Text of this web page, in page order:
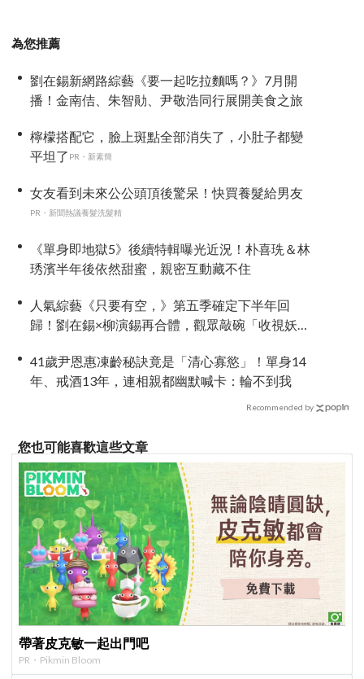
為您推薦
劉在錫新網路綜藝《要一起吃拉麵嗎？》7月開
播！金南佶、朱智勛、尹敬浩同行展開美食之旅
檸檬搭配它，臉上斑點全部消失了，小肚子都變
平坦了 PR・新素簡
女友看到未來公公頭頂後驚呆！快買養髮給男友
PR・新聞熱議養髮洗髮精
《單身即地獄5》後續特輯曝光近況！朴喜珗＆林
琇濱半年後依然甜蜜，親密互動藏不住
人氣綜藝《只要有空，》第五季確定下半年回
歸！劉在錫×柳演錫再合體，觀眾敲碗「收視妖
41歲尹恩惠凍齡秘訣竟是「清心寡慾」！單身14
年、戒酒13年，連相親都幽默喊卡：輪不到我
Recommended by
您也可能喜歡這些文章
帶著皮克敏一起出門吧
PR・Pikmin Bloom